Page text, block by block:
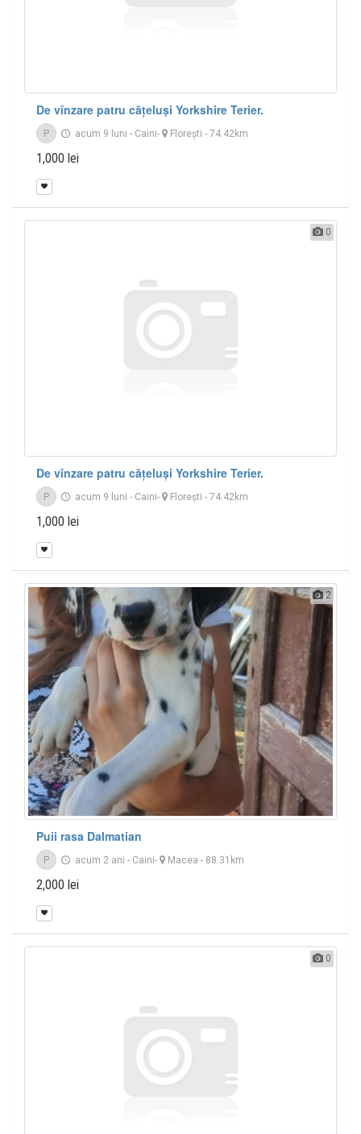
De vînzare patru cățeluși Yorkshire Terier.
P acum 9 luni - Caini- Floreşti - 74.42km
1,000 lei
0
De vînzare patru cățeluși Yorkshire Terier.
P acum 9 luni - Caini- Floreşti - 74.42km
1,000 lei
2
Puii rasa Dalmatian
P acum 2 ani - Caini- Macea - 88.31km
2,000 lei
0